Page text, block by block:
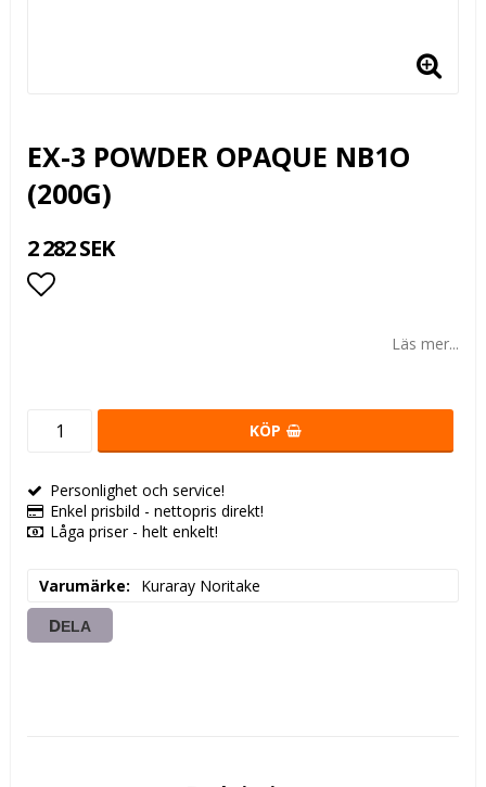
EX-3 POWDER OPAQUE NB1O
(200G)
2 282 SEK
Läs mer...
KÖP
Personlighet och service!
Enkel prisbild - nettopris direkt!
Låga priser - helt enkelt!
Varumärke Kuraray Noritake
DELA